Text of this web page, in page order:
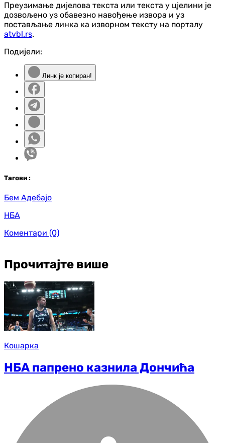
Преузимање дијелова текста или текста у цјелини је
дозвољено уз обавезно навођење извора и уз
постављање линка ка изворном тексту на порталу
atvbl.rs.
Подијели:
Линк је копиран!
Тагови :
Бем Адебајо
НБА
Коментари (0)
Прочитајте више
Кошарка
НБА папрено казнила Дончића